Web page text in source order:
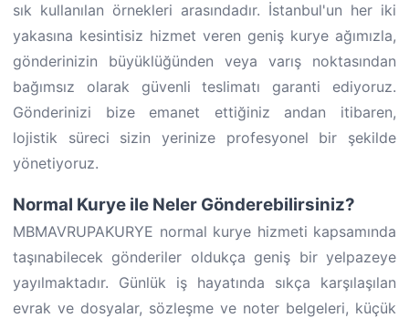
sık kullanılan örnekleri arasındadır. İstanbul'un her iki
yakasına kesintisiz hizmet veren geniş kurye ağımızla,
gönderinizin büyüklüğünden veya varış noktasından
bağımsız olarak güvenli teslimatı garanti ediyoruz.
Gönderinizi bize emanet ettiğiniz andan itibaren,
lojistik süreci sizin yerinize profesyonel bir şekilde
yönetiyoruz.
Normal Kurye ile Neler Gönderebilirsiniz?
MBMAVRUPAKURYE normal kurye hizmeti kapsamında
taşınabilecek gönderiler oldukça geniş bir yelpazeye
yayılmaktadır. Günlük iş hayatında sıkça karşılaşılan
evrak ve dosyalar, sözleşme ve noter belgeleri, küçük